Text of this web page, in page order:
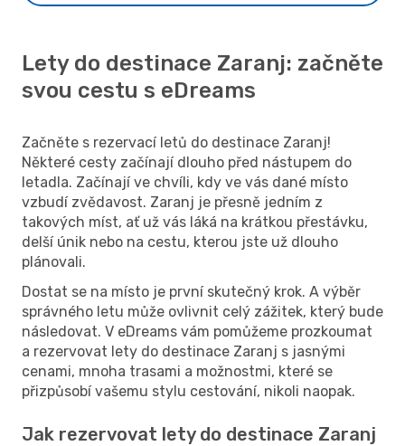
Lety do destinace Zaranj: začněte
svou cestu s eDreams
Začněte s rezervací letů do destinace Zaranj!
Některé cesty začínají dlouho před nástupem do
letadla. Začínají ve chvíli, kdy ve vás dané místo
vzbudí zvědavost. Zaranj je přesně jedním z
takových míst, ať už vás láká na krátkou přestávku,
delší únik nebo na cestu, kterou jste už dlouho
plánovali.
Dostat se na místo je první skutečný krok. A výběr
správného letu může ovlivnit celý zážitek, který bude
následovat. V eDreams vám pomůžeme prozkoumat
a rezervovat lety do destinace Zaranj s jasnými
cenami, mnoha trasami a možnostmi, které se
přizpůsobí vašemu stylu cestování, nikoli naopak.
Jak rezervovat lety do destinace Zaranj